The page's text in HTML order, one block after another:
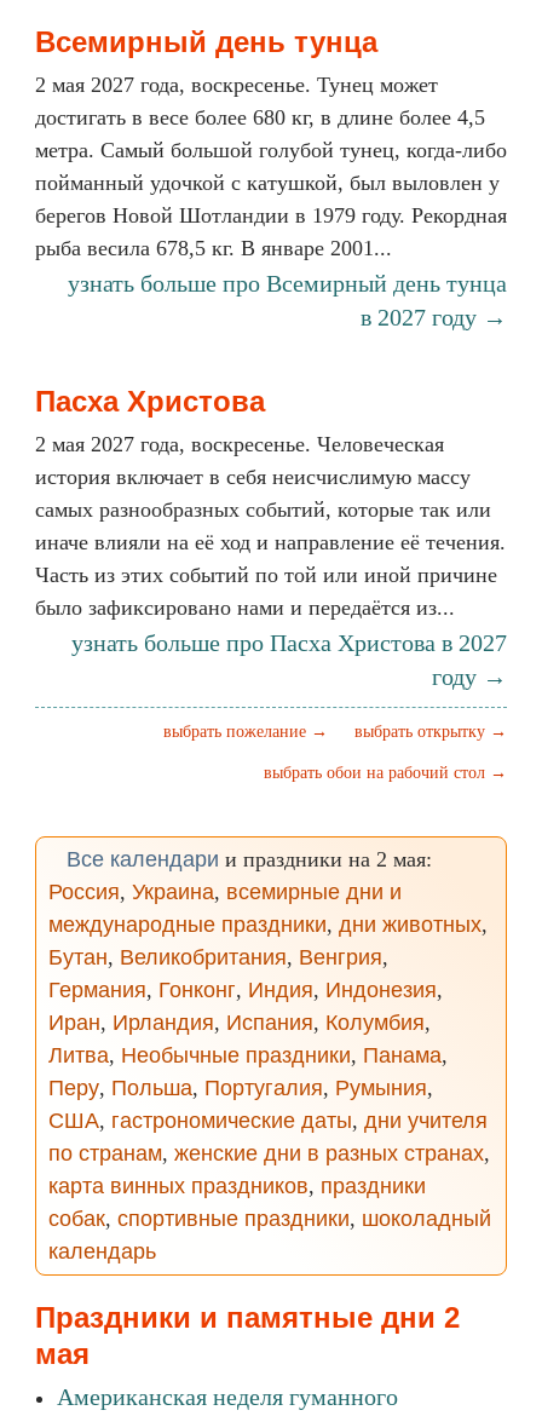
Всемирный день тунца
2 мая 2027 года, воскресенье. Тунец может
достигать в весе более 680 кг, в длине более 4,5
метра. Самый большой голубой тунец, когда-либо
пойманный удочкой с катушкой, был выловлен у
берегов Новой Шотландии в 1979 году. Рекордная
рыба весила 678,5 кг. В январе 2001...
узнать больше про Всемирный день тунца
в 2027 году →
Пасха Христова
2 мая 2027 года, воскресенье. Человеческая
история включает в себя неисчислимую массу
самых разнообразных событий, которые так или
иначе влияли на её ход и направление её течения.
Часть из этих событий по той или иной причине
было зафиксировано нами и передаётся из...
узнать больше про Пасха Христова в 2027
году →
выбрать открытку →
выбрать пожелание →
выбрать обои на рабочий стол →
Все календари и праздники на 2 мая:
Россия, Украина, всемирные дни и
международные праздники, дни животных,
Бутан, Великобритания, Венгрия,
Германия, Гонконг, Индия, Индонезия,
Иран, Ирландия, Испания, Колумбия,
Литва, Необычные праздники, Панама,
Перу, Польша, Португалия, Румыния,
США, гастрономические даты, дни учителя
по странам, женские дни в разных странах,
карта винных праздников, праздники
собак, спортивные праздники, шоколадный
календарь
Праздники и памятные дни 2
мая
Американская неделя гуманного